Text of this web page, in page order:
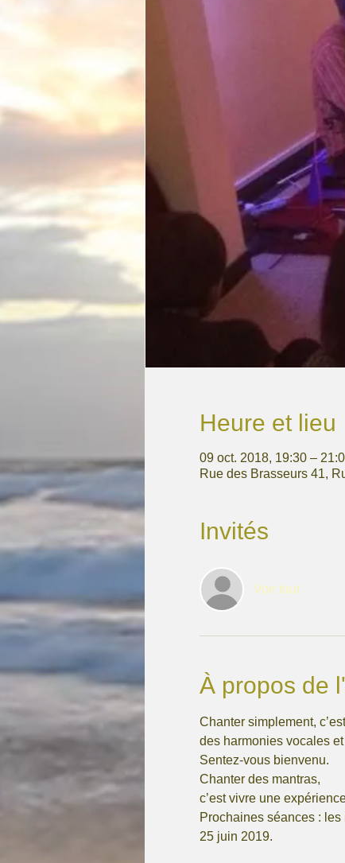
Heure et lieu
09 oct. 2018, 19:30 –
Rue des Brasseurs 41,
Invités
Voir tout
À propos de
Chanter simplement,
des harmonies vocales
Sentez-vous bienvenu.
Chanter des mantras,
c’est vivre une
Prochaines séances :
25 juin 2019.